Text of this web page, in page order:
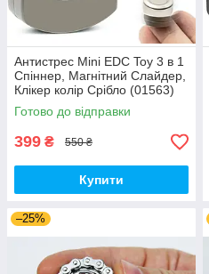
Антистрес Mini EDC Toy 3 в 1
Спіннер, Магнітний Слайдер,
Клікер колір Срібло (01563)
Готово до відправки
399 ₴ 550 ₴
Купити
–25%